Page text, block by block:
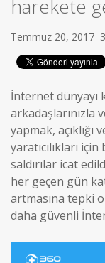
harekete
Temmuz 20, 2017
İnternet dünyayı
arkadaşlarınızla
yapmak, açıklığı
yaratıcılıkları
saldırılar icat
her geçen gün
artmasına tepki
daha güvenli